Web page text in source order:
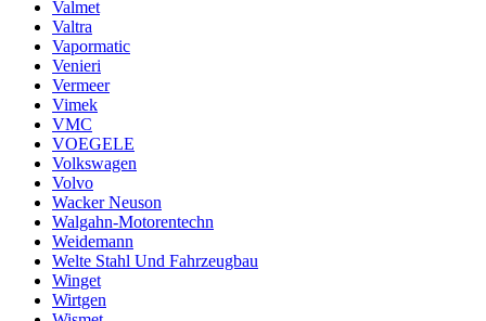
Valmet
Valtra
Vapormatic
Venieri
Vermeer
Vimek
VMC
VOEGELE
Volkswagen
Volvo
Wacker Neuson
Walgahn-Motorentechn
Weidemann
Welte Stahl Und Fahrzeugbau
Winget
Wirtgen